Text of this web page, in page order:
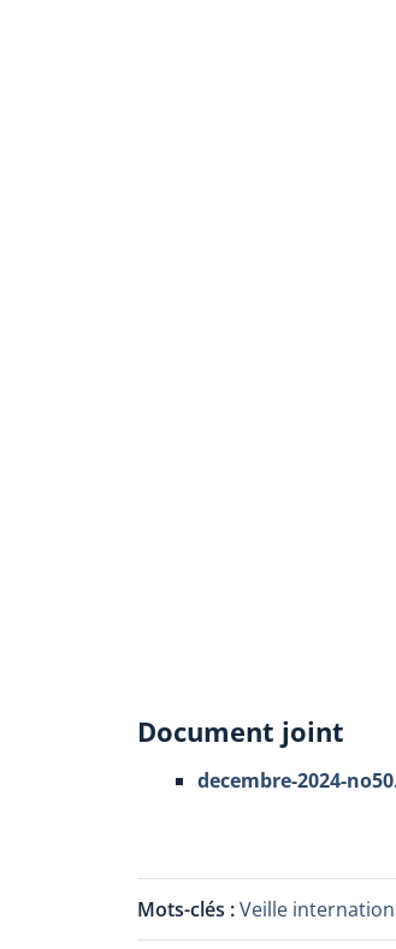
Document joint
decembre-2024-
Mots-clés :Veille